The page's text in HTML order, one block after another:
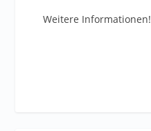
Weitere Informationen!